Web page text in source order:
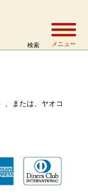
検索 メニュー
、または、ヤオコ